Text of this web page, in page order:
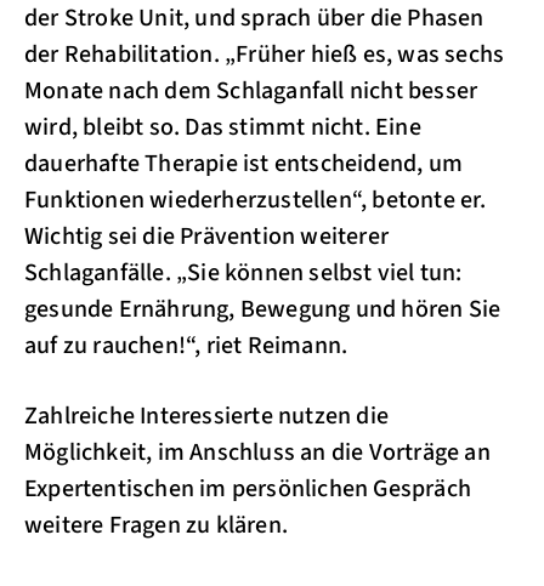
der Stroke Unit, und sprach über die Phasen
der Rehabilitation. „Früher hieß es, was sechs
Monate nach dem Schlaganfall nicht besser
wird, bleibt so. Das stimmt nicht. Eine
dauerhafte Therapie ist entscheidend, um
Funktionen wiederherzustellen“, betonte er.
Wichtig sei die Prävention weiterer
Schlaganfälle. „Sie können selbst viel tun:
gesunde Ernährung, Bewegung und hören Sie
auf zu rauchen!“, riet Reimann.
Zahlreiche Interessierte nutzen die
Möglichkeit, im Anschluss an die Vorträge an
Expertentischen im persönlichen Gespräch
weitere Fragen zu klären.